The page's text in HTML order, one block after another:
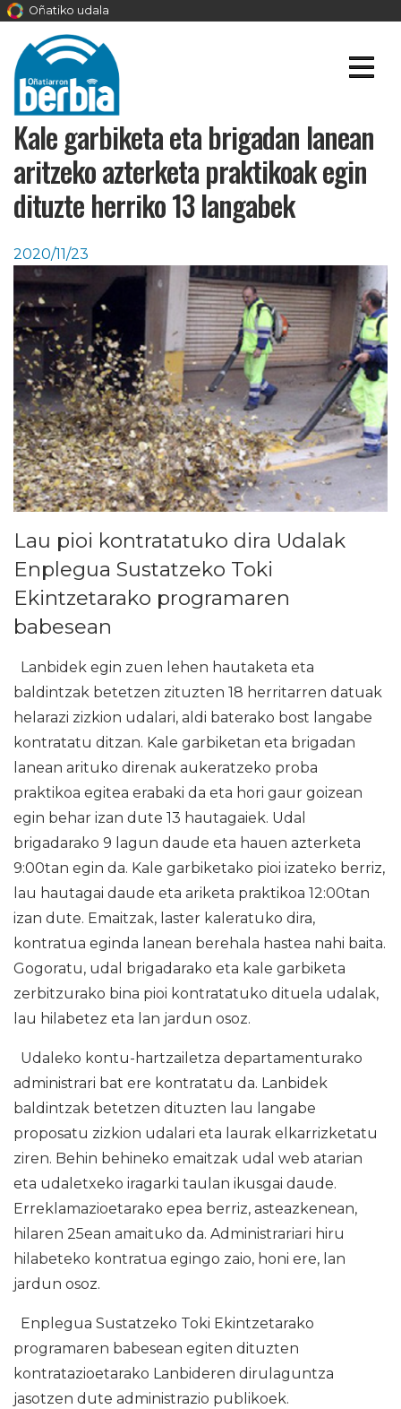
Oñatiko udala
Kale garbiketa eta brigadan lanean
aritzeko azterketa praktikoak egin
dituzte herriko 13 langabek
2020/11/23
Lau pioi kontratatuko dira Udalak
Enplegua Sustatzeko Toki
Ekintzetarako programaren
babesean
Lanbidek egin zuen lehen hautaketa eta
baldintzak betetzen zituzten 18 herritarren datuak
helarazi zizkion udalari, aldi baterako bost langabe
kontratatu ditzan. Kale garbiketan eta brigadan
lanean arituko direnak aukeratzeko proba
praktikoa egitea erabaki da eta hori gaur goizean
egin behar izan dute 13 hautagaiek. Udal
brigadarako 9 lagun daude eta hauen azterketa
9:00tan egin da. Kale garbiketako pioi izateko berriz,
lau hautagai daude eta ariketa praktikoa 12:00tan
izan dute. Emaitzak, laster kaleratuko dira,
kontratua eginda lanean berehala hastea nahi baita.
Gogoratu, udal brigadarako eta kale garbiketa
zerbitzurako bina pioi kontratatuko dituela udalak,
lau hilabetez eta lan jardun osoz.
Udaleko kontu-hartzailetza departamenturako
administrari bat ere kontratatu da. Lanbidek
baldintzak betetzen dituzten lau langabe
proposatu zizkion udalari eta laurak elkarrizketatu
ziren. Behin behineko emaitzak udal web atarian
eta udaletxeko iragarki taulan ikusgai daude.
Erreklamazioetarako epea berriz, asteazkenean,
hilaren 25ean amaituko da. Administrariari hiru
hilabeteko kontratua egingo zaio, honi ere, lan
jardun osoz.
Enplegua Sustatzeko Toki Ekintzetarako
programaren babesean egiten dituzten
kontratazioetarako Lanbideren dirulaguntza
jasotzen dute administrazio publikoek.